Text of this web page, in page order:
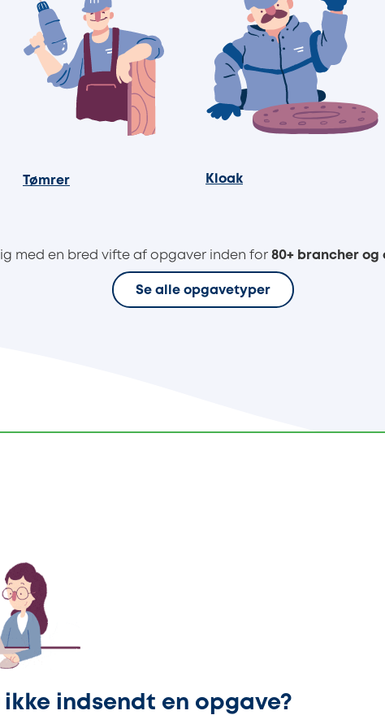
Tømrer Kloak
med en bred vifte af opgaver inden for 80+ brancher
Se alle opgavetyper
ikke indsendt en opgave?